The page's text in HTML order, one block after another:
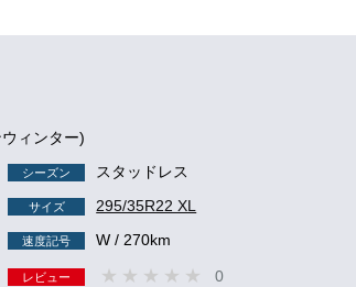
ィンター)
シーズン スタッドレス
サイズ
295/35R22 XL
速度記号
W / 270km
レビュー 0